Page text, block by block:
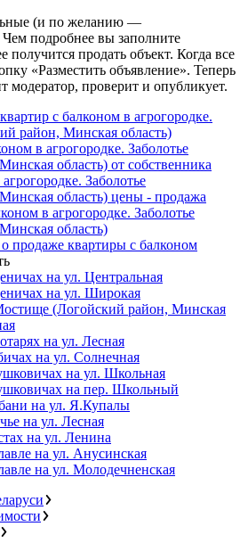
(и по желанию —
подробнее вы заполните
получится продать объект. Когда все
«Разместить объявление». Теперь
модератор, проверит и опубликует.
с балконом в агрогородке.
район, Минская область)
в агрогородке. Заболотье
область) от собственника
Заболотье
область) цены - продажа
в агрогородке. Заболотье
область)
продаже квартиры с балконом
на ул. Центральная
на ул. Широкая
(Логойский район, Минская
на ул. Лесная
на ул. Солнечная
на ул. Школьная
на пер. Школьный
на ул. Я.Купалы
на ул. Лесная
на ул. Ленина
на ул. Анусинская
на ул. Молодечненская